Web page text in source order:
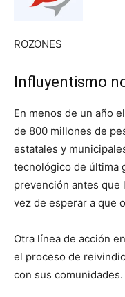
ROZONES
Influyentismo
En menos de un año
de 800 millones de
estatales y
tecnológico de última
prevención antes que
vez de esperar a que
Otra línea de acción
el proceso de
con sus comunidades.